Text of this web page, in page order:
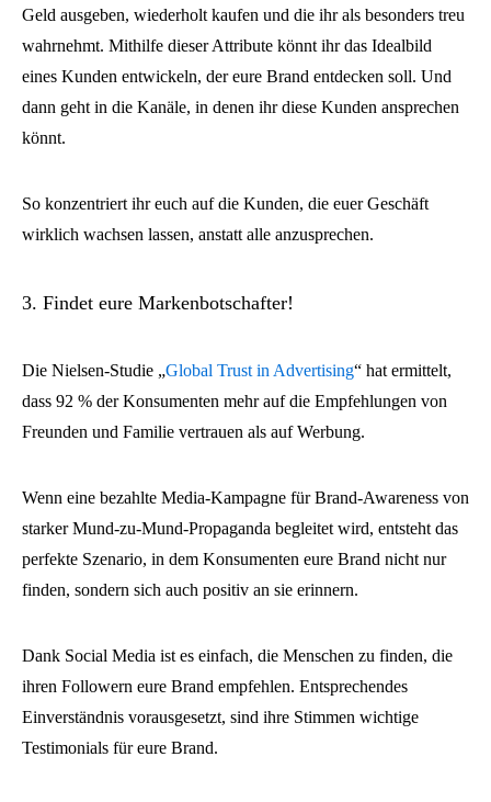
Geld ausgeben, wiederholt kaufen und die ihr als besonders treu
wahrnehmt. Mithilfe dieser Attribute könnt ihr das Idealbild
eines Kunden entwickeln, der eure Brand entdecken soll. Und
dann geht in die Kanäle, in denen ihr diese Kunden ansprechen
könnt.
So konzentriert ihr euch auf die Kunden, die euer Geschäft
wirklich wachsen lassen, anstatt alle anzusprechen.
3. Findet eure Markenbotschafter!
Die Nielsen-Studie „Global Trust in Advertising“ hat ermittelt,
dass 92 % der Konsumenten mehr auf die Empfehlungen von
Freunden und Familie vertrauen als auf Werbung.
Wenn eine bezahlte Media-Kampagne für Brand-Awareness von
starker Mund-zu-Mund-Propaganda begleitet wird, entsteht das
perfekte Szenario, in dem Konsumenten eure Brand nicht nur
finden, sondern sich auch positiv an sie erinnern.
Dank Social Media ist es einfach, die Menschen zu finden, die
ihren Followern eure Brand empfehlen. Entsprechendes
Einverständnis vorausgesetzt, sind ihre Stimmen wichtige
Testimonials für eure Brand.